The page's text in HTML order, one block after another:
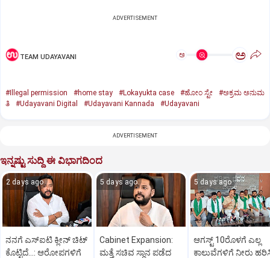
ADVERTISEMENT
TEAM UDAYAVANI ಅ ಅ
#Illegal permission #home stay #Lokayukta case #ಹೋಂ ಸ್ಟೇ
#ಅಕ್ರಮ ಅನುಮ
ತಿ
#Udayavani Digital #Udayavani Kannada #Udayavani
ADVERTISEMENT
ಇನ್ನಷ್ಟು ಸುದ್ದಿ ಈ ವಿಭಾಗದಿಂದ
2 days ago
ನನಗೆ ಎಸ್ಐಟಿ ಕ್ಲೀನ್ ಚಿಟ್
ಕೊಟ್ಟಿದೆ…: ಆರೋಪಗಳಿಗೆ
5 days ago
Cabinet Expansion:
ಮತ್ತೆ ಸಚಿವ ಸ್ಥಾನ ಪಡೆದ
5 days ago
ಆಗಸ್ಟ್‌ 10ರೊಳಗೆ ಎಲ್ಲ
ಕಾಲುವೆಗಳಿಗೆ ನೀರು